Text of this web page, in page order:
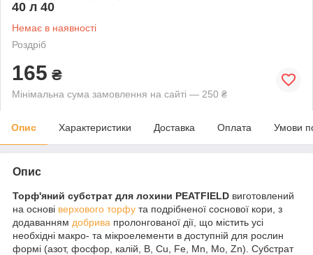
40 л 40
Немає в наявності
Роздріб
165 ₴
Мінімальна сума замовлення на сайті — 250 ₴
Опис Характеристики Доставка Оплата Умови
Опис
Торф'яний субстрат для лохини PEATFIELD виготовлений
на основі верхового торфу та подрібненої соснової кори, з
додаванням добрива пролонгованої дії, що містить усі
необхідні макро- та мікроелементи в доступній для рослин
формі (азот, фосфор, калій, B, Cu, Fe, Mn, Mo, Zn). Субстрат